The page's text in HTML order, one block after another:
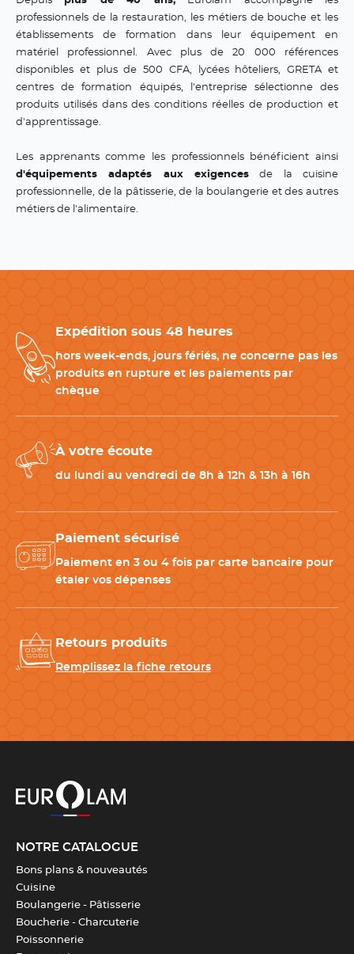
professionnels de la restauration, les métiers de bouche et les
établissements de formation dans leur équipement en
matériel professionnel. Avec plus de 20 000 références
disponibles et plus de 500 CFA, lycées hôteliers, GRETA et
centres de formation équipés, l'entreprise sélectionne des
produits utilisés dans des conditions réelles de production et
d'apprentissage.
Les apprenants comme les professionnels bénéficient ainsi
d'équipements adaptés aux exigences de la cuisine
professionnelle, de la pâtisserie, de la boulangerie et des autres
métiers de l'alimentaire.
Expédition sous 48 heures
hors week-ends, jours fériés, ne concerne pas les
produits en rupture et les paiements par
chèque
À votre écoute
du lundi au vendredi de 8h à 12h & 13h à 16h
Paiement sécurisé
Paiement en 3 ou 4 fois par carte bancaire pour
étaler vos dépenses
Retours produits
Remplissez la fiche retours
NOTRE CATALOGUE
Bons plans & nouveautés
Cuisine
Boulangerie - Pâtisserie
Boucherie - Charcuterie
Poissonnerie